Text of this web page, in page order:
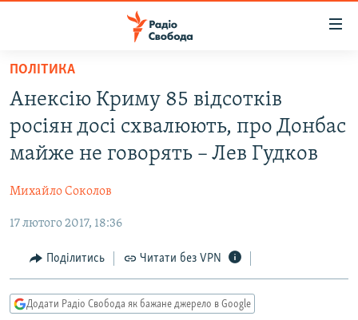
Перейти
основного
матеріалу
Перейти
до
основної
Перейти
пошуку
СТАТТІ
СУСПІЛЬСТВО
КУЛЬТУРА
УКРАЇНА
РОСІЙСЬКА «ФІЛЬТРАЦІЯ»
ДОНБАС.РЕАЛІЇ
КРИМ.РЕАЛІЇ
СХЕМИ
ПОЛІТИКА
Анексію Криму 85 відсотків
росіян досі схвалюють, про Донбас
майже не говорять – Лев Гудков
Михайло Соколов
17 лютого 2017, 18:36
Поділитись Читати без VPN
Додати Радіо Свобода як бажане джерело в Google